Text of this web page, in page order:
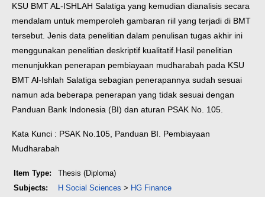
KSU BMT AL-ISHLAH Salatiga yang kemudian dianalisis secara
mendalam untuk memperoleh gambaran riil yang terjadi di BMT
tersebut. Jenis data penelitian dalam penulisan tugas akhir ini
menggunakan penelitian deskriptif kualitatif. Hasil penelitian
menunjukkan penerapan pembiayaan mudharabah pada KSU
BMT Al-Ishlah Salatiga sebagian penerapannya sudah sesuai
namun ada beberapa penerapan yang tidak sesuai dengan
Panduan Bank Indonesia (BI) dan aturan PSAK No. 105.
Kata Kunci : PSAK No.105, Panduan BI. Pembiayaan
Mudharabah
Item Type:
Thesis (Diploma)
Subjects:
H Social Sciences > HG Finance